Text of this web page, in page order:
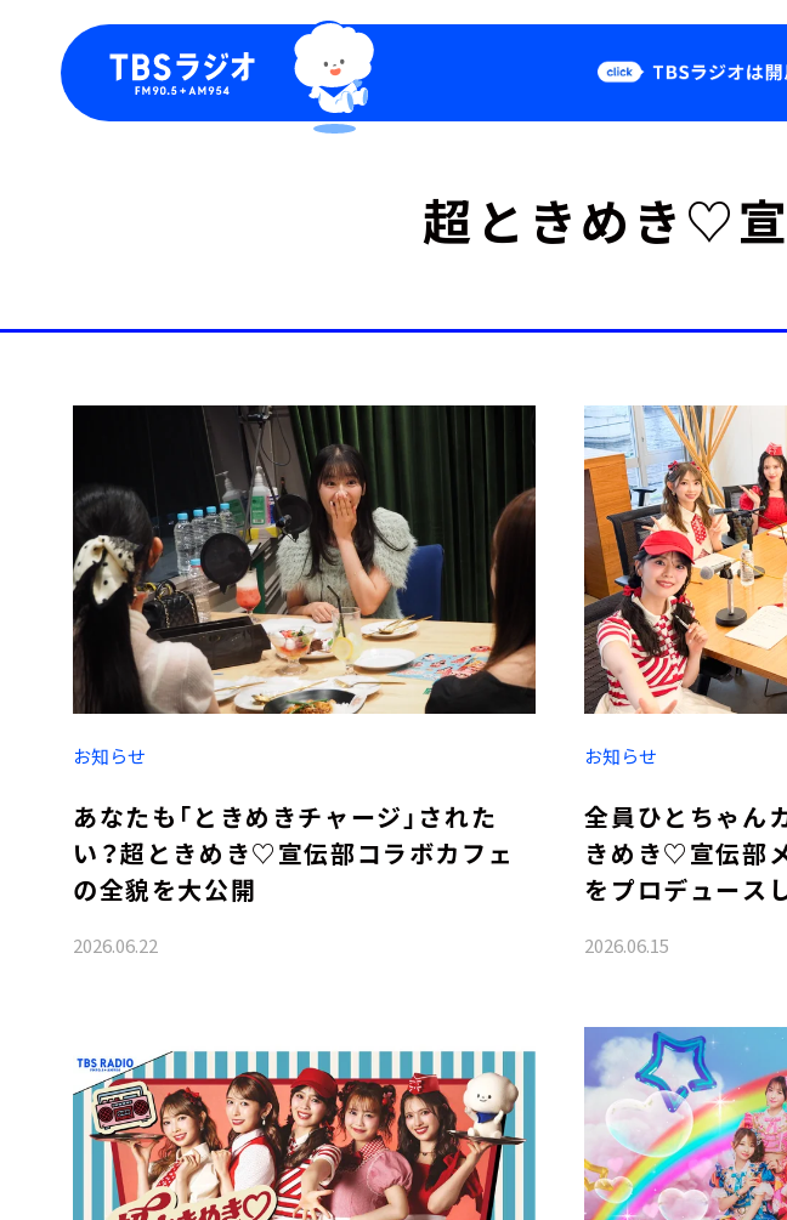
TBS
Podcast
ズ
超ときめき♡
お知らせ
あなたも「ときめきチャージ」された
い？超ときめき♡宣伝部コラボカフェ
の全貌を大公開
2026.06.22
お知らせ
全員ひとちゃん
きめき♡宣伝部
をプロデュース
2026.06.15